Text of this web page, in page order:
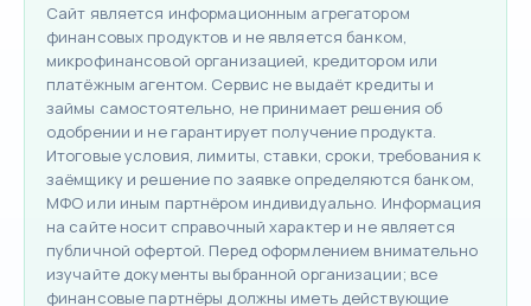
Сайт является информационным агрегатором
финансовых продуктов и не является банком,
микрофинансовой организацией, кредитором или
платёжным агентом. Сервис не выдаёт кредиты и
займы самостоятельно, не принимает решения об
одобрении и не гарантирует получение продукта.
Итоговые условия, лимиты, ставки, сроки, требования к
заёмщику и решение по заявке определяются банком,
МФО или иным партнёром индивидуально. Информация
на сайте носит справочный характер и не является
публичной офертой. Перед оформлением внимательно
изучайте документы выбранной организации; все
финансовые партнёры должны иметь действующие